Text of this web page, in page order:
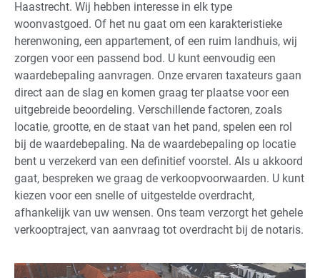
Haastrecht. Wij hebben interesse in elk type
woonvastgoed. Of het nu gaat om een karakteristieke
herenwoning, een appartement, of een ruim landhuis, wij
zorgen voor een passend bod. U kunt eenvoudig een
waardebepaling aanvragen. Onze ervaren taxateurs gaan
direct aan de slag en komen graag ter plaatse voor een
uitgebreide beoordeling. Verschillende factoren, zoals
locatie, grootte, en de staat van het pand, spelen een rol
bij de waardebepaling. Na de waardebepaling op locatie
bent u verzekerd van een definitief voorstel. Als u akkoord
gaat, bespreken we graag de verkoopvoorwaarden. U kunt
kiezen voor een snelle of uitgestelde overdracht,
afhankelijk van uw wensen. Ons team verzorgt het gehele
verkooptraject, van aanvraag tot overdracht bij de notaris.